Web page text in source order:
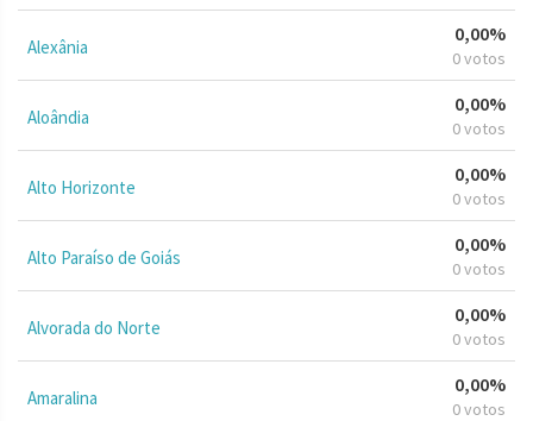
Alexânia
0,00%
0 votos
Aloândia
0,00%
0 votos
Alto Horizonte
0,00%
0 votos
Alto Paraíso de Goiás
0,00%
0 votos
Alvorada do Norte
0,00%
0 votos
Amaralina
0,00%
0 votos